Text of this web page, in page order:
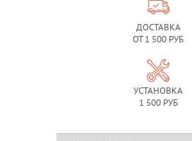
ДОСТАВКА
ОТ 1 500 РУБ
УСТАНОВКА
1 500 РУБ